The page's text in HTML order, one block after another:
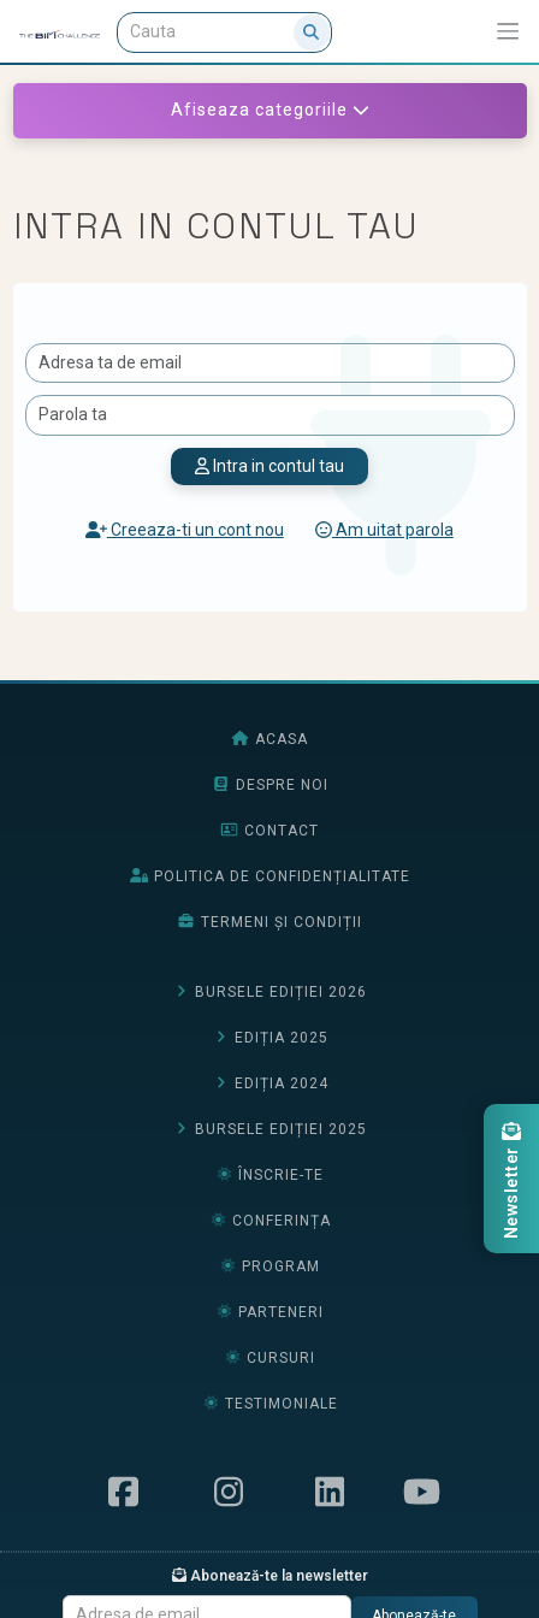
Afiseaza categoriile
INTRA IN CONTUL TAU
Intra in contul tau
Creeaza-ti un cont nou Am uitat parola
ACASA
DESPRE NOI
CONTACT
POLITICA DE CONFIDENȚIALITATE
TERMENI ȘI CONDIȚII
BURSELE EDIȚIEI 2026
EDIȚIA 2025
EDIȚIA 2024
BURSELE EDIȚIEI 2025
ÎNSCRIE-TE
CONFERINȚA
PROGRAM
PARTENERI
CURSURI
TESTIMONIALE
Abonează-te la newsletter
Newsletter